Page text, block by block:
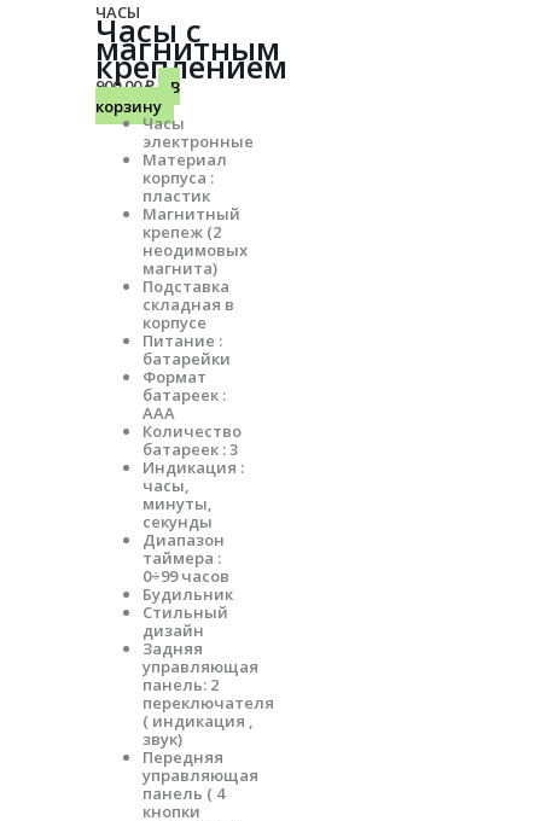
ЧАСЫ
Часы с
магнитным
креплением
900.00₽
В
корзину
Часы
электронные
Материал
корпуса :
пластик
Магнитный
крепеж (2
неодимовых
магнита)
Подставка
складная в
корпусе
Питание :
батарейки
Формат
батареек :
ААА
Количество
батареек : 3
Индикация :
часы,
минуты,
секунды
Диапазон
таймера :
0÷99 часов
Будильник
Стильный
дизайн
Задняя
управляющая
панель: 2
переключателя
( индикация ,
звук)
Передняя
управляющая
панель ( 4
кнопки